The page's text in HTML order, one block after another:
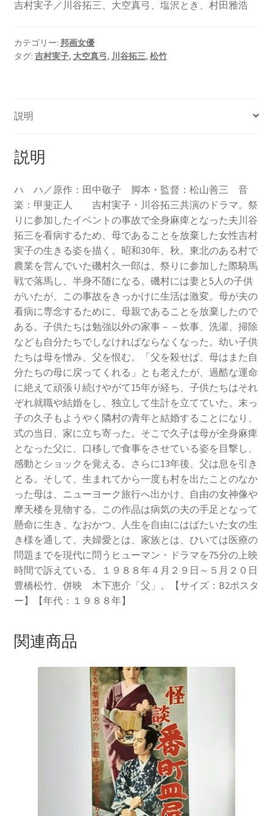
吉村実子／川谷拓三、大空真弓、塩沢とき、村田雅浩
カテゴリー: 邦画女優
タグ: 吉村実子, 大空真弓, 川谷拓三, 松竹
説明
説明
ハ ハ／原作：田中敬子 脚本・監督：松山善三 音
楽：甲斐正人 吉村実子・川谷拓三共演のドラマ。祭
りに参加したイベントの事故で全身麻痺となった夫川谷
拓三を看病するため、母であることを放棄した女性吉村
実子の生きる姿を描く。昭和30年、秋。東北のある村で
農業を営んでいた磯村久一郎は、祭りに参加した際騎馬
戦で落馬し、半身不随になる。磯村には妻と5人の子供
がいたが、この事故をきっかけに生活は激変。母が夫の
看病に専念するために、母親であることを放棄したので
ある。子供たちは勉強以外の家事－－炊事、洗濯、掃除
なども自分たちでしなければならなくなった。幼い子供
たちは母を憎み、父を恨む。「父を殺せば、母はまた自
分たちの母に戻ってくれる」とも老えたが、過酷な運命
に絶えて頑張り続けやがて15年が経ち、子供たちはそれ
ぞれ就職や結婚をし、独立して生計を立てていた。末っ
子の久子もようやく隣村の青年と結婚することになり、
式の当日、家に立ち寄った。そこで久子は母が全身麻痺
となった父に、口移しで食事をさせている姿を目撃し、
感動とショックを覚える。さらに13年後、父は息を引き
とる。そして、生まれてから一度も村を出たことのなか
った母は、ニューヨーク旅行へ出かけ、自由の女神像や
摩天楼を見物する。この作品は病気の夫の手足となって
懸命に生き、なおかつ、人生を自由にはばたいた女の生
き様を通して、夫婦愛とは、家族とは、ひいては医療の
問題までを現代に問うヒューマン・ドラマを75分の上映
時間で訴えている。１９８８年４月２９日～５月２０日
豊橋松竹、併映 木下恵介「父」。【サイズ：B2ポスタ
ー】【年代：１９８８年】
関連商品